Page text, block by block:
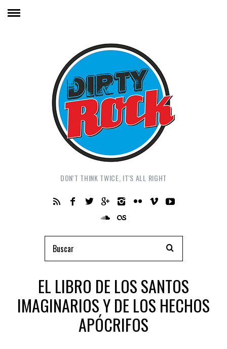
DON'T THINK TWICE, IT'S ALL RIGHT
EL LIBRO DE LOS SANTOS
IMAGINARIOS Y DE LOS HECHOS
APÓCRIFOS